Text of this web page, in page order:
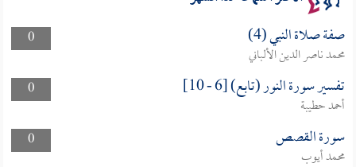
0 صفة صلاة النبي (4)
محمد ناصر الدين الألباني
0
تفسير سورة النور (تابع) [6 - 10]
أحمد حطيبة
0
سورة القصص
محمد أيوب